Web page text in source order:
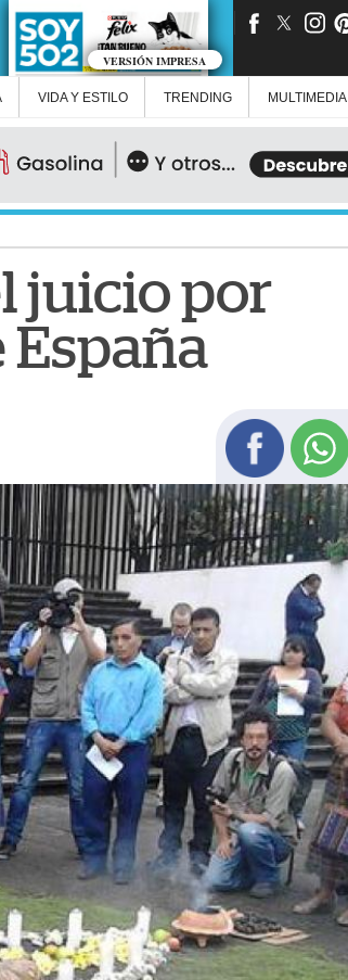
VERSIÓN IMPRESA
VIDA Y ESTILO TRENDING MULTIMEDIA
juicio por
España